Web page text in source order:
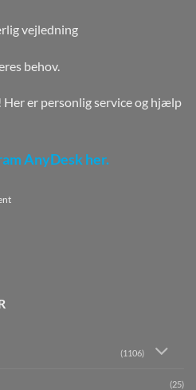
vejledning
behov.
er personlig service og hjælp
AnyDesk her.
(1106)
(25)